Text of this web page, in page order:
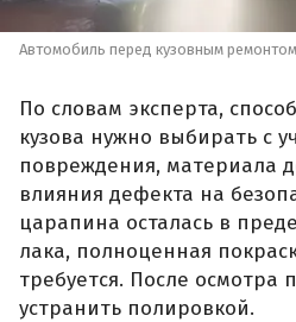
Автомобиль перед кузовным ремонтом
По словам эксперта,
кузова нужно выбирать с
повреждения, материала
влияния дефекта на
царапина осталась в
лака, полноценная
требуется. После
устранить полировкой.